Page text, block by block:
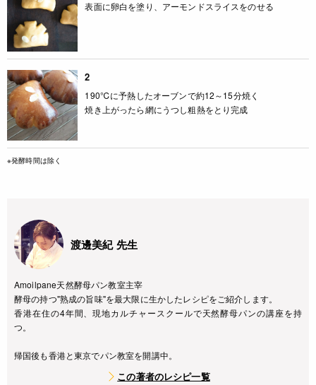
表面に卵白を塗り、アーモンドスライスをのせる
2
190℃に予熱したオーブンで約12～15分焼く
焼き上がったら網にうつし粗熱をとり完成
※発酵時間は除く
渡邊美紀 先生
Amoilpane天然酵母パン教室主宰
酵母の持つ"熟成の旨味"を最大限に生かしたレシピをご紹介します。
香港在住の4年間、現地カルチャースクールで天然酵母パンの講座を持
つ。
帰国後も香港と東京でパン教室を開講中。
この著者のレシピ一覧